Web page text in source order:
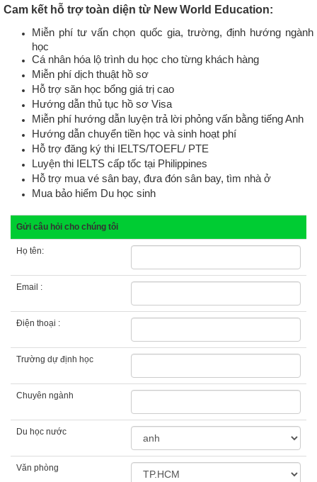
Cam kết hỗ trợ toàn diện từ New World Education:
Miễn phí tư vấn chọn quốc gia, trường, định hướng ngành
học
Cá nhân hóa lộ trình du học cho từng khách hàng
Miễn phí dịch thuật hồ sơ
Hỗ trợ săn học bổng giá trị cao
Hướng dẫn thủ tục hồ sơ Visa
Miễn phí hướng dẫn luyện trả lời phỏng vấn bằng tiếng Anh
Hướng dẫn chuyển tiền học và sinh hoạt phí
Hỗ trợ đăng ký thi IELTS/TOEFL/ PTE
Luyện thi IELTS cấp tốc tại Philippines
Hỗ trợ mua vé sân bay, đưa đón sân bay, tìm nhà ở
Mua bảo hiểm Du học sinh
Gửi câu hỏi cho chúng tôi
Họ tên:
Email :
Điện thoại :
Trường dự định học
Chuyên ngành
Du học nước
Văn phòng